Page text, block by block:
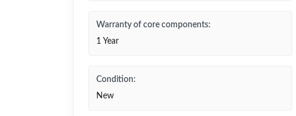
Warranty of core components:
1 Year
Condition:
New